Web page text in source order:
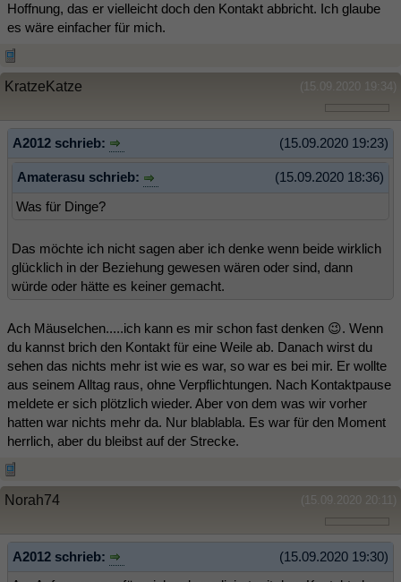
Hoffnung, das er vielleicht doch den Kontakt abbricht. Ich glaube
es wäre einfacher für mich.
(15.09.2020 19:34)
KratzeKatze
(15.09.2020 19:23)
A2012 schrieb:
(15.09.2020 18:36)
Amaterasu schrieb:
Was für Dinge?
Das möchte ich nicht sagen aber ich denke wenn beide wirklich
glücklich in der Beziehung gewesen wären oder sind, dann
würde oder hätte es keiner gemacht.
Ach Mäuselchen.....ich kann es mir schon fast denken 😉. Wenn
du kannst brich den Kontakt für eine Weile ab. Danach wirst du
sehen das nichts mehr ist wie es war, so war es bei mir. Er wollte
aus seinem Alltag raus, ohne Verpflichtungen. Nach Kontaktpause
meldete er sich plötzlich wieder. Aber von dem was wir vorher
hatten war nichts mehr da. Nur blablabla. Es war für den Moment
herrlich, aber du bleibst auf der Strecke.
(15.09.2020 20:11)
Norah74
(15.09.2020 19:30)
A2012 schrieb: